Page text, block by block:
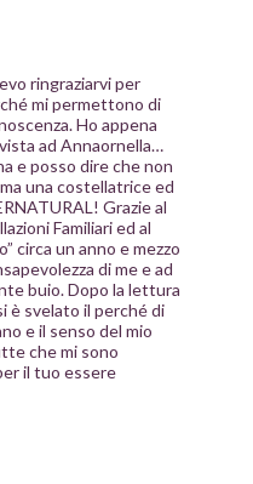
ringraziarvi per
mi permettono di
Ho appena
ad Annaornella…
e posso dire che non
una costellatrice ed
Grazie al
Familiari ed al
circa un anno e mezzo
di me e ad
buio. Dopo la lettura
è svelato il perché di
e il senso del mio
che mi sono
il tuo essere